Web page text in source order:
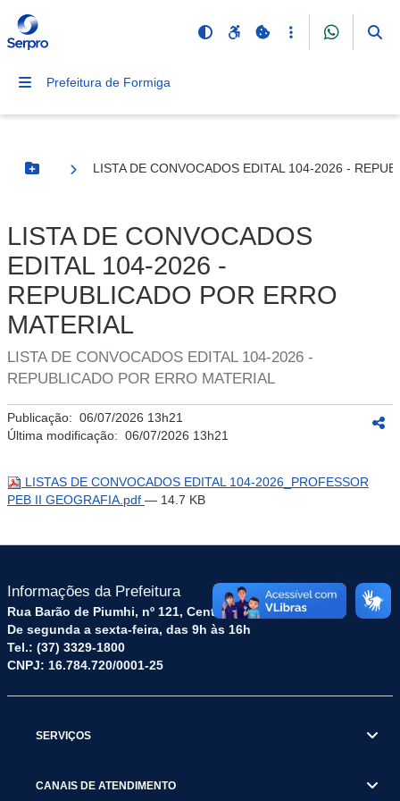
Prefeitura de Formiga
Botão Menu
LISTA DE CONVOCADOS EDITAL 104-2026 -
LISTA DE CONVOCADOS
EDITAL 104-2026 -
REPUBLICADO POR ERRO
MATERIAL
LISTA DE CONVOCADOS EDITAL 104-2026 -
REPUBLICADO POR ERRO MATERIAL
Publicação: 06/07/2026 13h21
Última modificação: 06/07/2026 13h21
LISTAS DE CONVOCADOS EDITAL 104-2026_PROFESSOR
PEB II GEOGRAFIA.pdf — 14.7 KB
Informações da Prefeitura
Rua Barão de Piumhi, nº 121, Centro – CEP: 35570-128
De segunda a sexta-feira, das 9h às 16h
Tel.: (37) 3329-1800
CNPJ: 16.784.720/0001-25
SERVIÇOS
CANAIS DE ATENDIMENTO